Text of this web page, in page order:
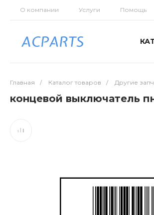
О компании Услуги Помощь
Главная / Каталог товаров / Другие
концевой выключатель